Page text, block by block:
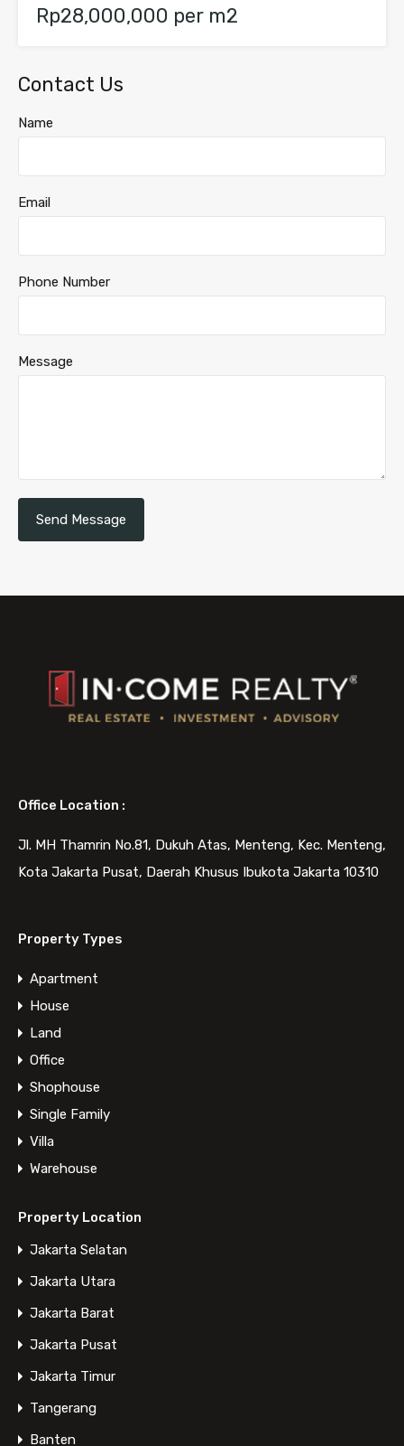
Rp28,000,000 per m2
Contact Us
Name
Email
Phone Number
Message
Office Location :
Jl. MH Thamrin No.81, Dukuh Atas, Menteng, Kec. Menteng,
Kota Jakarta Pusat, Daerah Khusus Ibukota Jakarta 10310
Property Types
Apartment
House
Land
Office
Shophouse
Single Family
Villa
Warehouse
Property Location
Jakarta Selatan
Jakarta Utara
Jakarta Barat
Jakarta Pusat
Jakarta Timur
Tangerang
Banten